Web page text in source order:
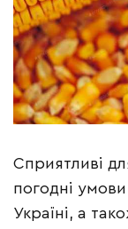
Сприятливі
погодні
Україні, а